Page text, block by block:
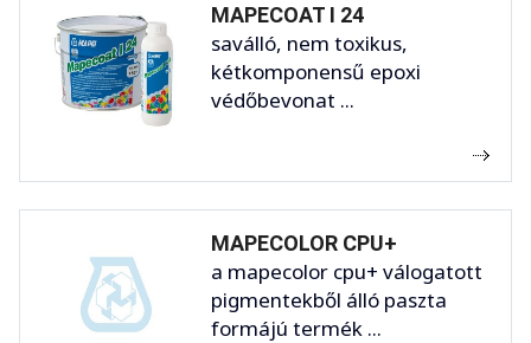
MAPECOAT I 24
saválló, nem toxikus,
kétkomponensű epoxi
védőbevonat ...
MAPECOLOR CPU+
a mapecolor cpu+ válogatott
pigmentekből álló paszta
formájú termék ...